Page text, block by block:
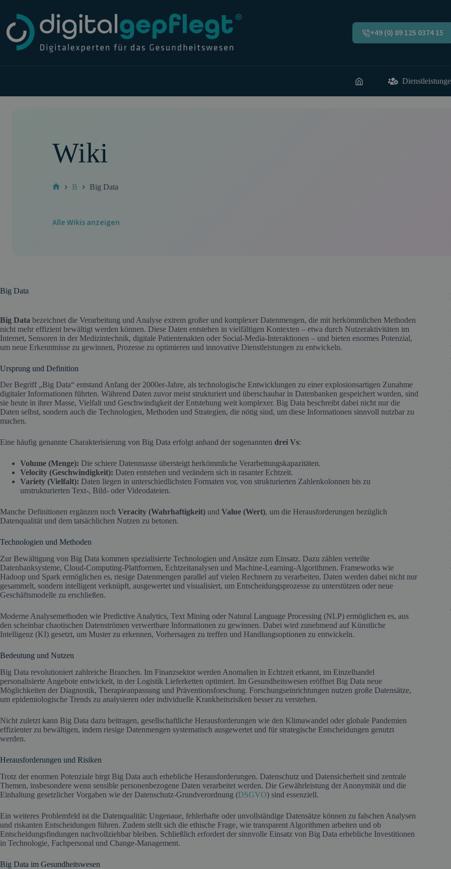
Inhalt
springen
+49 (0) 89 125 0374 15
Wiki
B Big Data
Alle Wikis anzeigen
Big Data
Big Data bezeichnet die Verarbeitung und Analyse extrem großer und komplexer Datenmengen, die mit herkömmlichen Methoden
nicht mehr effizient bewältigt werden können. Diese Daten entstehen in vielfältigen Kontexten – etwa durch Nutzeraktivitäten im
Internet, Sensoren in der Medizintechnik, digitale Patientenakten oder Social-Media-Interaktionen – und bieten enormes Potenzial,
um neue Erkenntnisse zu gewinnen, Prozesse zu optimieren und innovative Dienstleistungen zu entwickeln.
Ursprung und Definition
Der Begriff „Big Data“ entstand Anfang der 2000er-Jahre, als technologische Entwicklungen zu einer explosionsartigen Zunahme
digitaler Informationen führten. Während Daten zuvor meist strukturiert und überschaubar in Datenbanken gespeichert wurden, sind
sie heute in ihrer Masse, Vielfalt und Geschwindigkeit der Entstehung weit komplexer. Big Data beschreibt dabei nicht nur die
Daten selbst, sondern auch die Technologien, Methoden und Strategien, die nötig sind, um diese Informationen sinnvoll nutzbar zu
machen.
Eine häufig genannte Charakterisierung von Big Data erfolgt anhand der sogenannten drei Vs:
Volume (Menge): Die schiere Datenmasse übersteigt herkömmliche Verarbeitungskapazitäten.
Velocity (Geschwindigkeit): Daten entstehen und verändern sich in rasanter Echtzeit.
Variety (Vielfalt): Daten liegen in unterschiedlichsten Formaten vor, von strukturierten Zahlenkolonnen bis zu
unstrukturierten Text-, Bild- oder Videodateien.
Manche Definitionen ergänzen noch Veracity (Wahrhaftigkeit) und Value (Wert), um die Herausforderungen bezüglich
Datenqualität und dem tatsächlichen Nutzen zu betonen.
Technologien und Methoden
Zur Bewältigung von Big Data kommen spezialisierte Technologien und Ansätze zum Einsatz. Dazu zählen verteilte
Datenbanksysteme, Cloud-Computing-Plattformen, Echtzeitanalysen und Machine-Learning-Algorithmen. Frameworks wie
Hadoop und Spark ermöglichen es, riesige Datenmengen parallel auf vielen Rechnern zu verarbeiten. Daten werden dabei nicht nur
gesammelt, sondern intelligent verknüpft, ausgewertet und visualisiert, um Entscheidungsprozesse zu unterstützen oder neue
Geschäftsmodelle zu erschließen.
Moderne Analysemethoden wie Predictive Analytics, Text Mining oder Natural Language Processing (NLP) ermöglichen es, aus
den scheinbar chaotischen Datenströmen verwertbare Informationen zu gewinnen. Dabei wird zunehmend auf Künstliche
Intelligenz (KI) gesetzt, um Muster zu erkennen, Vorhersagen zu treffen und Handlungsoptionen zu entwickeln.
Bedeutung und Nutzen
Big Data revolutioniert zahlreiche Branchen. Im Finanzsektor werden Anomalien in Echtzeit erkannt, im Einzelhandel
personalisierte Angebote entwickelt, in der Logistik Lieferketten optimiert. Im Gesundheitswesen eröffnet Big Data neue
Möglichkeiten der Diagnostik, Therapieanpassung und Präventionsforschung. Forschungseinrichtungen nutzen große Datensätze,
um epidemiologische Trends zu analysieren oder individuelle Krankheitsrisiken besser zu verstehen.
Nicht zuletzt kann Big Data dazu beitragen, gesellschaftliche Herausforderungen wie den Klimawandel oder globale Pandemien
effizienter zu bewältigen, indem riesige Datenmengen systematisch ausgewertet und für strategische Entscheidungen genutzt
werden.
Herausforderungen und Risiken
Trotz der enormen Potenziale birgt Big Data auch erhebliche Herausforderungen. Datenschutz und Datensicherheit sind zentrale
Themen, insbesondere wenn sensible personenbezogene Daten verarbeitet werden. Die Gewährleistung der Anonymität und die
Einhaltung gesetzlicher Vorgaben wie der Datenschutz-Grundverordnung (DSGVO) sind essenziell.
Ein weiteres Problemfeld ist die Datenqualität: Ungenaue, fehlerhafte oder unvollständige Datensätze können zu falschen Analysen
und riskanten Entscheidungen führen. Zudem stellt sich die ethische Frage, wie transparent Algorithmen arbeiten und ob
Entscheidungsfindungen nachvollziehbar bleiben. Schließlich erfordert der sinnvolle Einsatz von Big Data erhebliche Investitionen
in Technologie, Fachpersonal und Change-Management.
Big Data im Gesundheitswesen